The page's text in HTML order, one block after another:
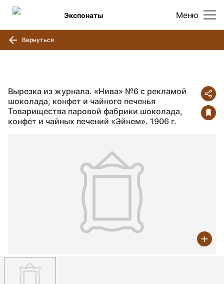
Меню
Экспонаты
Вернуться
Вырезка из журнала. «Нива» №6 с рекламой
шоколада, конфет и чайного печенья
Товарищества паровой фабрики шоколада,
конфет и чайных печений «Эйнем». 1906 г.